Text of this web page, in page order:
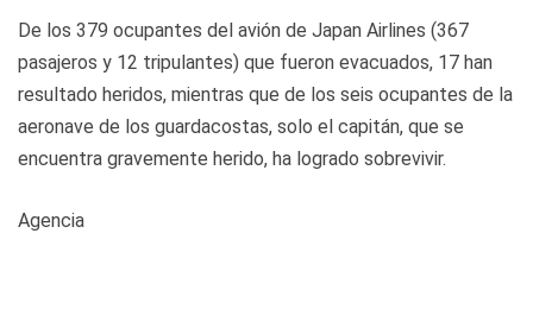
De los 379 ocupantes del avión de Japan Airlines (367
pasajeros y 12 tripulantes) que fueron evacuados, 17 han
resultado heridos, mientras que de los seis ocupantes de la
aeronave de los guardacostas, solo el capitán, que se
encuentra gravemente herido, ha logrado sobrevivir.
Agencia